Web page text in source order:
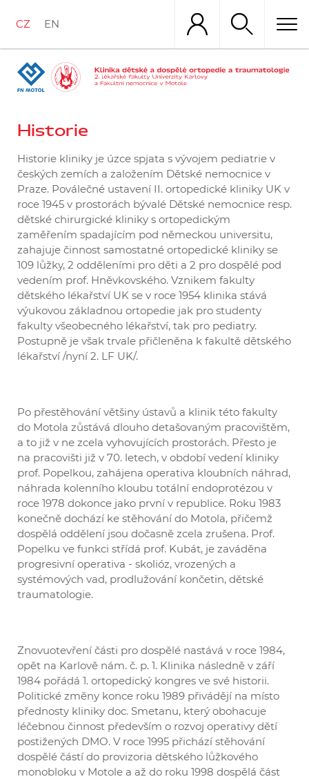
obsahu
CZ EN
Historie
Historie kliniky je úzce spjata s vývojem pediatrie v
českých zemích a založením Dětské nemocnice v
Praze. Poválečné ustavení II. ortopedické kliniky UK v
roce 1945 v prostorách bývalé Dětské nemocnice resp.
dětské chirurgické kliniky s ortopedickým
zaměřením spadajícím pod německou universitu,
zahajuje činnost samostatné ortopedické kliniky se
109 lůžky, 2 odděleními pro děti a 2 pro dospělé pod
vedením prof. Hněvkovského. Vznikem fakulty
dětského lékařství UK se v roce 1954 klinika stává
výukovou základnou ortopedie jak pro studenty
fakulty všeobecného lékařství, tak pro pediatry.
Postupně je však trvale přičleněna k fakultě dětského
lékařství /nyní 2. LF UK/.
Po přestěhování většiny ústavů a klinik této fakulty
do Motola zůstává dlouho detašovaným pracovištěm,
a to již v ne zcela vyhovujících prostorách. Přesto je
na pracovišti již v 70. letech, v období vedení kliniky
prof. Popelkou, zahájena operativa kloubních náhrad,
náhrada kolenního kloubu totální endoprotézou v
roce 1978 dokonce jako první v republice. Roku 1983
konečně dochází ke stěhování do Motola, přičemž
dospělá oddělení jsou dočasně zcela zrušena. Prof.
Popelku ve funkci střídá prof. Kubát, je zaváděna
progresivní operativa - skolióz, vrozených a
systémových vad, prodlužování končetin, dětské
traumatologie.
Znovuotevření části pro dospělé nastává v roce 1984,
opět na Karlově nám. č. p. 1. Klinika následně v září
1984 pořádá 1. ortopedický kongres ve své historii.
Politické změny konce roku 1989 přivádějí na místo
přednosty kliniky doc. Smetanu, který obohacuje
léčebnou činnost především o rozvoj operativy dětí
postižených DMO. V roce 1995 přichází stěhování
dospělé částí do provizoria dětského lůžkového
monobloku v Motole a až do roku 1998 dospělá část